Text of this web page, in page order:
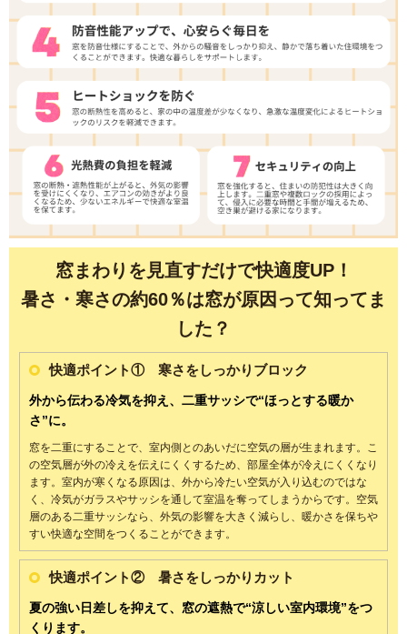
窓まわりを見直すだけで快適度UP！
暑さ・寒さの約60％は窓が原因って知ってま
した？
快適ポイント① 寒さをしっかりブロック
外から伝わる冷気を抑え、 二重サッシで“ほっとする暖か
さ”に。
窓を二重にすることで、室内側とのあいだに空気の層が生まれます。こ
の空気層が外の冷えを伝えにくくするため、部屋全体が冷えにくくなり
ます。室内が寒くなる原因は、外から冷たい空気が入り込むのではな
く、冷気がガラスやサッシを通して室温を奪ってしまうからです。空気
層のある二重サッシなら、外気の影響を大きく減らし、暖かさを保ちや
すい快適な空間をつくることができます。
快適ポイント② 暑さをしっかりカット
夏の強い日差しを抑えて、 窓の遮熱で“涼しい室内環境”をつ
くります。